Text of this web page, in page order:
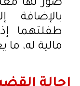
صور لها
بالإضافة
طفلتهما
مالية له، ما